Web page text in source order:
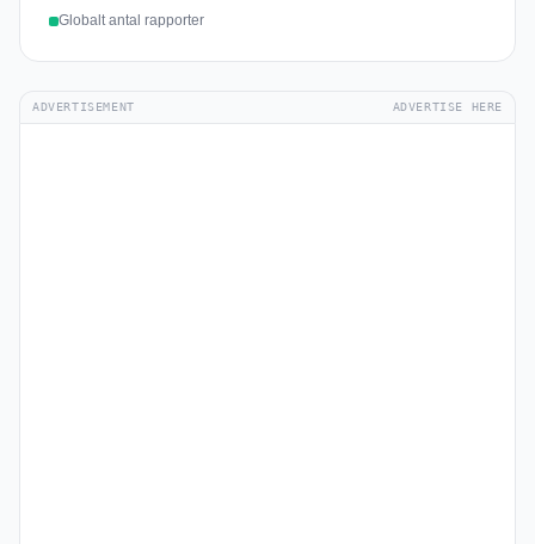
Globalt antal rapporter
ADVERTISEMENT ADVERTISE HERE